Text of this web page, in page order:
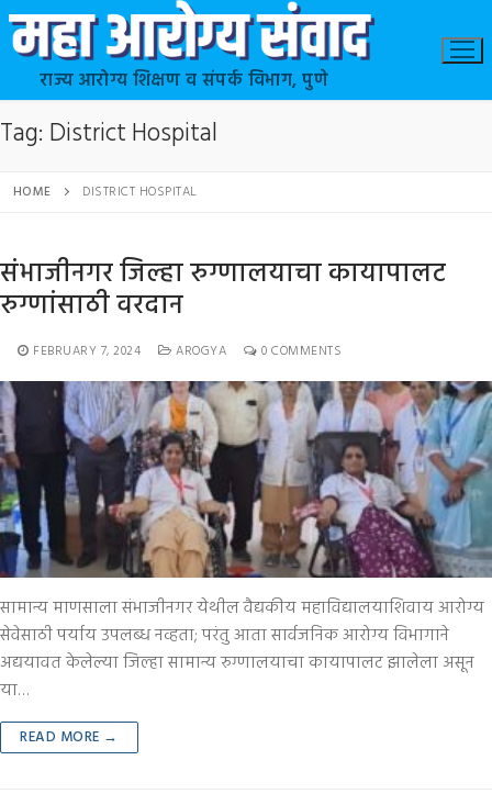
राज्य आरोग्य शिक्षण व संपर्क विभाग, पुणे
Tag: District Hospital
HOME DISTRICT HOSPITAL
संभाजीनगर जिल्हा रुग्णालयाचा कायापालट
रुग्णांसाठी वरदान
FEBRUARY 7, 2024 AROGYA 0 COMMENTS
सामान्य माणसाला संभाजीनगर येथील वैद्यकीय महाविद्यालयाशिवाय आरोग्य
सेवेसाठी पर्याय उपलब्ध नव्हता; परंतु आता सार्वजनिक आरोग्य विभागाने
अद्ययावत केलेल्या जिल्हा सामान्य रुग्णालयाचा कायापालट झालेला असून
या…
READ MORE →